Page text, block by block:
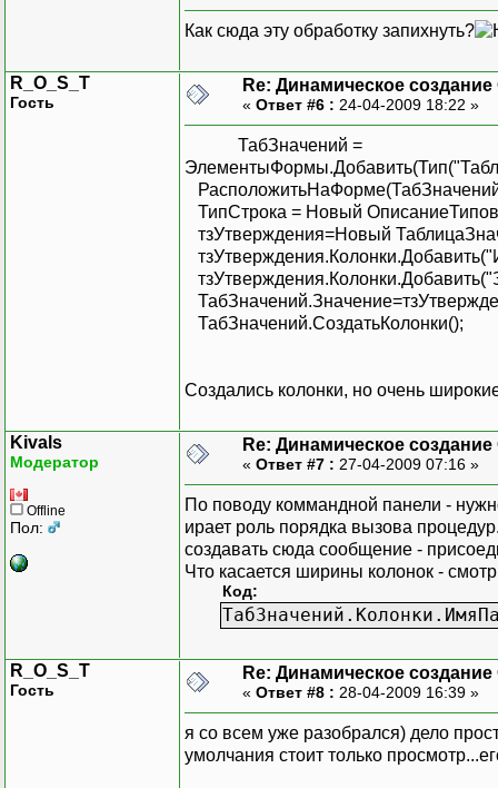
Как сюда эту обработку запихнуть?
R_O_S_T
Гость
Re: Динамическое
« Ответ #6 : 24-04-2009 18:22 »
ТабЗначений =
ТипСтрока = Новый
тзУтверждения=Новый
ТабЗначений.СоздатьКолонки();
Создались колонки, но очень
Kivals
Модератор
Offline
Пол:
Re: Динамическое
« Ответ #7 : 27-04-2009 07:16 »
По поводу коммандной панели -
ирает роль порядка вызова
создавать сюда сообщение -
Что касается ширины колонок -
Код:
R_O_S_T
Гость
Re: Динамическое
« Ответ #8 : 28-04-2009 16:39 »
я со всем уже разобрался) дело
умолчания стоит только